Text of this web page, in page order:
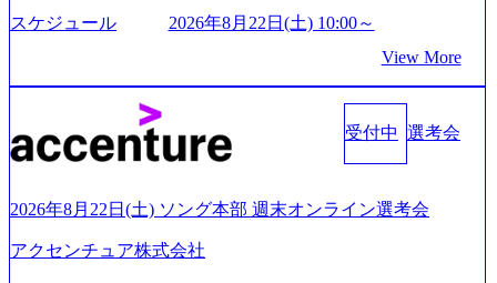
本経営をとっており、事業創造の自由度が高い https://storag
s/20240925162633_7242d0de-3e54-4f03-b076-00318d5c0dff_120
0x644.webp レバレジーズ株式会社 会社説明資料 (https://spea
kerdeck.com/leverages/leverages-hui-she-shao-jie-zi-liao-zhong-tu-
cai-yong-xiang-ke) 「働く人」「事業・サービス」「カルチャ
ー」など、レバレジーズのリアルを取り上げています！ (htt
「外国人留学生等受入環境整備事業委託業務」を受託 (http
s://prtimes.jp/main/html/rd/p/000000612.000010591.html) レバレ
ジーズ、モチベーション管理システム「NALYSYS」リリー
スケジュール
2026年8月22日(土) 10:00～
View More
受付中 選考会
2026年8月22日(土) ソング本部 週末オンライン選考会
アクセンチュア株式会社